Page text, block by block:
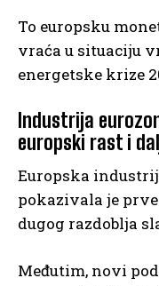
To europsku
vraća u situaciju
energetske krize
Industrija
europski rast i
Europska
pokazivala je
dugog razdoblja
Međutim, novi